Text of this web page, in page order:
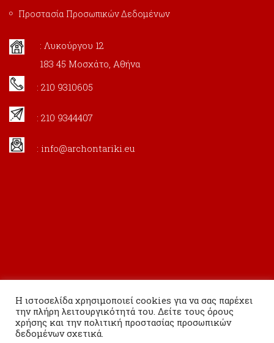
Προστασία Προσωπικών Δεδομένων
: Λυκούργου 12
183 45 Μοσχάτο, Αθήνα
: 210 9310605
: 210 9344407
: info@archontariki.eu
Η ιστοσελίδα χρησιμοποιεί cookies για να σας παρέχει
την πλήρη λειτουργικότητά του. Δείτε τους όρους
χρήσης και την πολιτική προστασίας προσωπικών
δεδομένων σχετικά.